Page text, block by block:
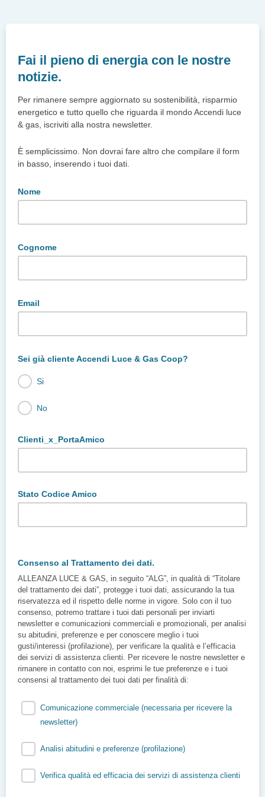
Fai il pieno di energia con le nostre
notizie.
Per rimanere sempre aggiornato su sostenibilità, risparmio
energetico e tutto quello che riguarda il mondo Accendi luce
& gas, iscriviti alla nostra newsletter.
È semplicissimo. Non dovrai fare altro che compilare il form
in basso, inserendo i tuoi dati.
Nome
Cognome
Email
Sei già cliente Accendi Luce & Gas Coop?
Si
No
Clienti_x_PortaAmico
Stato Codice Amico
Consenso al Trattamento dei dati.
ALLEANZA LUCE & GAS, in seguito “ALG”, in qualità di “Titolare
del trattamento dei dati”, protegge i tuoi dati, assicurando la tua
riservatezza ed il rispetto delle norme in vigore. Solo con il tuo
consenso, potremo trattare i tuoi dati personali per inviarti
newsletter e comunicazioni commerciali e promozionali, per analisi
su abitudini, preferenze e per conoscere meglio i tuoi
gusti/interessi (profilazione), per verificare la qualità e l’efficacia
dei servizi di assistenza clienti. Per ricevere le nostre newsletter e
rimanere in contatto con noi, esprimi le tue preferenze e i tuoi
consensi al trattamento dei tuoi dati per finalità di:
Comunicazione commerciale (necessaria per ricevere la
newsletter)
Analisi abitudini e preferenze (profilazione)
Verifica qualità ed efficacia dei servizi di assistenza clienti